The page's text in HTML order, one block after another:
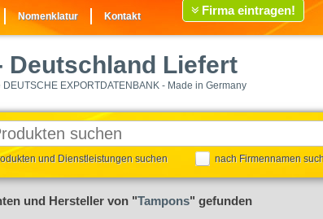
Nomenklatur Kontakt Firma eintragen!
Deutschland Liefert
DEUTSCHE EXPORTDATENBANK - Made in Germany
und Dienstleistungen suchen nach Firmennamen
und Hersteller von "Tampons" gefunden